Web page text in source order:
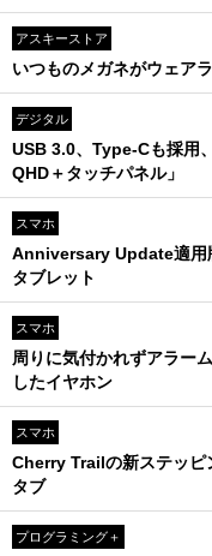
アスキーストア
いつものメガネがウェア
デジタル
USB 3.0、Type-Cも採用
QHD＋タッチパネル」
スマホ
Anniversary Update適用
タブレット
スマホ
周りに気付かれずアラー
したイヤホン
スマホ
Cherry Trailの新ステッ
タブ
プログラミング＋